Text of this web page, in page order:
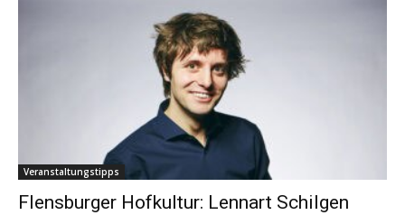
Veranstaltungstipps
Flensburger Hofkultur: Lennart Schilgen